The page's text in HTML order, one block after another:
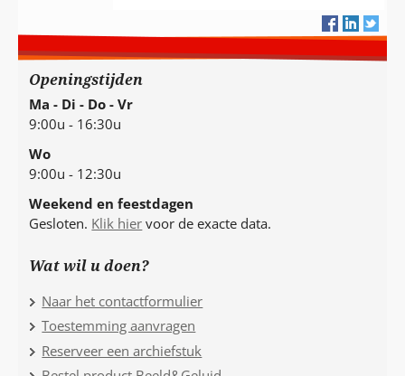
Openingstijden
Ma - Di - Do - Vr
9:00u - 16:30u
Wo
9:00u - 12:30u
Weekend en feestdagen
Gesloten. Klik hier voor de exacte data.
Wat wil u doen?
Naar het contactformulier
Toestemming aanvragen
Reserveer een archiefstuk